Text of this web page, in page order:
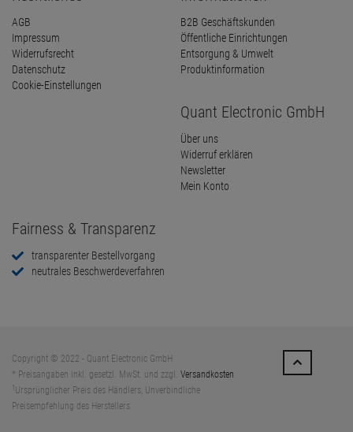
AGB
Impressum
Widerrufsrecht
Datenschutz
Cookie-Einstellungen
B2B Geschäftskunden
Öffentliche Einrichtungen
Entsorgung & Umwelt
Produktinformation
Quant Electronic GmbH
Über uns
Widerruf erklären
Newsletter
Mein Konto
Fairness & Transparenz
transparenter Bestellvorgang
neutrales Beschwerdeverfahren
Copyright © 2022 - Quant Electronic GmbH
* Preisangaben inkl. gesetzl. MwSt. und zzgl. Versandkosten
Ursprünglicher Preis des Händlers, Unverbindliche
Preisempfehlung des Herstellers